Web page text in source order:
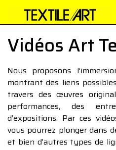
Vidéos Art
Nous proposons
montrant des liens
travers des œuvres
performances, des
d’expositions. Par ces
vous pourrez plonger dans
et bien d’autres types de